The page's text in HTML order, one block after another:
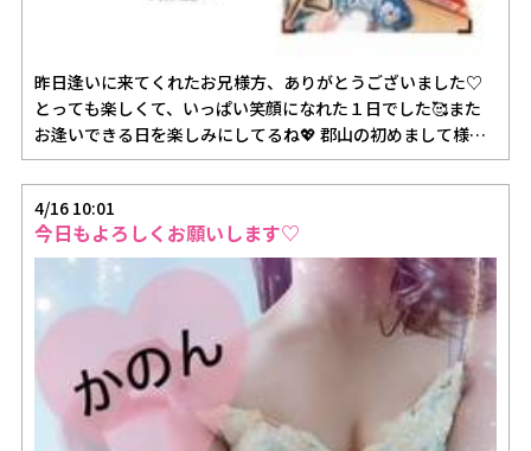
昨日逢いに来てくれたお兄様方、ありがとうございました♡
とっても楽しくて、いっぱい笑顔になれた１日でした🥰また
お逢いできる日を楽しみにしてるね💖 郡山の初めまして様♡
予定よりかな…
4/16 10:01
今日もよろしくお願いします♡